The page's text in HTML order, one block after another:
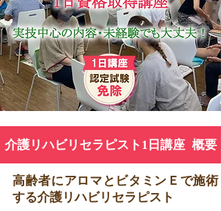
介護リハビリセラピスト1日講座 概要
高齢者にアロマとビタミンＥで施術
する介護リハビリセラピスト